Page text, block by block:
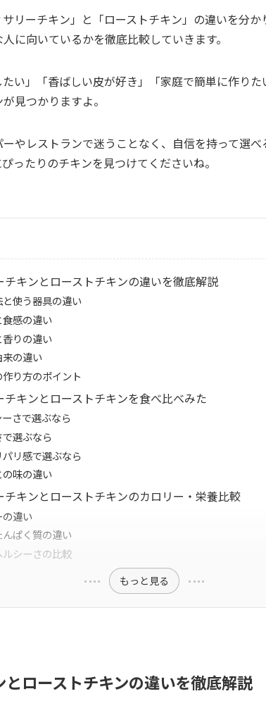
リーチキン」と「ローストチキン」の違いを分
に向いているかを徹底比較していきます。
たい」「香ばしい皮が好き」「家庭で簡単に作り
見つかりますよ。
やレストランで迷うことなく、自信を持って選
ったりのチキンを見つけてくださいね。
チキンとローストチキンの違いを徹底解説
使う器具の違い
食感の違い
りの違い
の違い
り方のポイント
チキンとローストチキンを食べ比べみた
さで選ぶなら
選ぶなら
リ感で選ぶなら
味の違い
チキンとローストチキンのカロリー・栄養比較
違い
ぱく質の違い
シーさの比較
もっと見る
とローストチキンの違いを徹底解説